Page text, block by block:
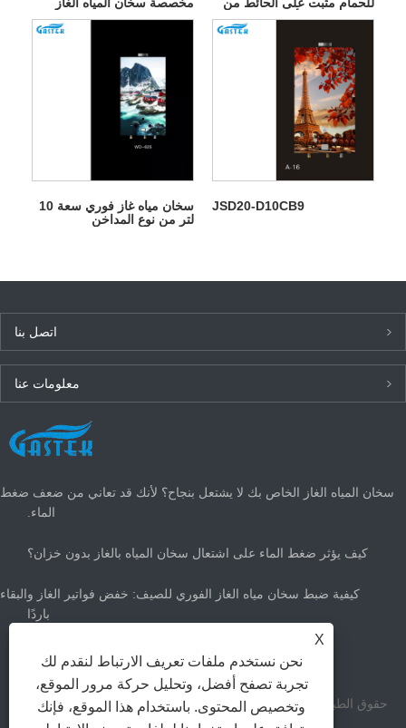
الفوري للاستحمام
نوع المداخن للأجهزة المنزلية
سخان مياه غاز فوري سعة 10
لتر من نوع المداخن
JSD20-D10CB9
اتصل بنا
معلومات عنا
أحدث الأخبار
سخان المياه الغاز الخاص بك لا يشتعل بنجاح؟ لأنك قد تعاني من ضعف ضغط
الماء.
كيف يؤثر ضغط الماء على اشتعال سخان المياه بالغاز بدون خزان؟
كيفية ضبط سخان مياه الغاز الفوري للصيف: خفض فواتير الغاز والبقاء
باردًا
ما هو حجم سخان الماء الساخن الغاز الذي تحتاجه؟
حقوق الطبع والنشر Zhongshan Gastek Home Appliance Company
X
نحن نستخدم ملفات تعريف الارتباط لنقدم لك
تجربة تصفح أفضل، وتحليل حركة مرور الموقع،
وتخصيص المحتوى. باستخدام هذا الموقع، فإنك